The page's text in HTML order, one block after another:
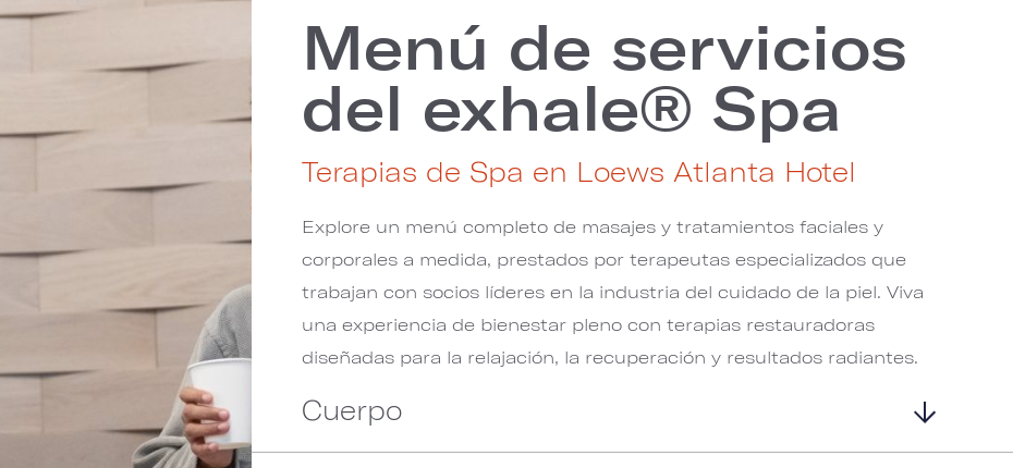
Menú de servicios
del exhale® Spa
Terapias de Spa en Loews Atlanta Hotel
Explore un menú completo de masajes y tratamientos faciales y
corporales a medida, prestados por terapeutas especializados que
trabajan con socios líderes en la industria del cuidado de la piel. Viva
una experiencia de bienestar pleno con terapias restauradoras
diseñadas para la relajación, la recuperación y resultados radiantes.
Cuerpo